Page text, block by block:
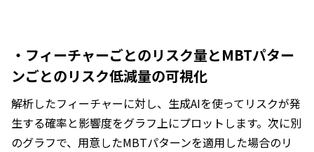
・フィーチャーごとのリスク量とMBTパター
ンごとのリスク低減量の可視化
解析したフィーチャーに対し、生成AIを使ってリスクが発
生する確率と影響度をグラフ上にプロットします。次に別
のグラフで、用意したMBTパターンを適用した場合のリ